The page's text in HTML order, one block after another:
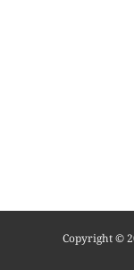
Copyright ©